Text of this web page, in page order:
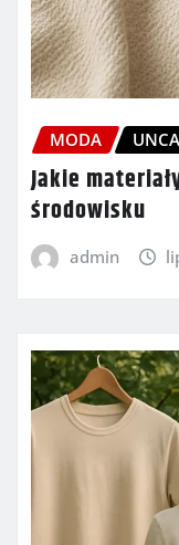
MODA
Jakie
środowisku
admin